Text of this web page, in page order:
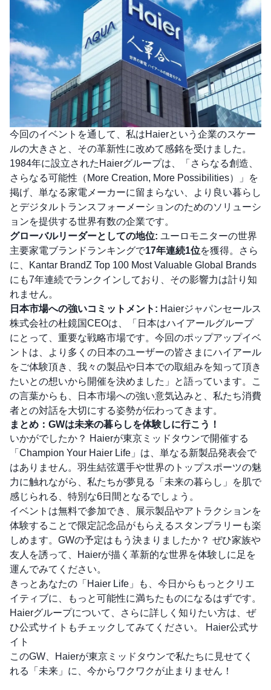
今回のイベントを通して、私はHaierという企業のスケー
ルの大きさと、その革新性に改めて感銘を受けました。
1984年に設立されたHaierグループは、「さらなる創造、
さらなる可能性（More Creation, More Possibilities）」を
掲げ、単なる家電メーカーに留まらない、より良い暮らし
とデジタルトランスフォーメーションのためのソリューシ
ョンを提供する世界有数の企業です。
グローバルリーダーとしての地位: ユーロモニターの世界
主要家電ブランドランキングで17年連続1位を獲得。さら
に、Kantar BrandZ Top 100 Most Valuable Global Brands
にも7年連続でランクインしており、その影響力は計り知
れません。
日本市場への強いコミットメント: Haierジャパンセールス
株式会社の杜鏡国CEOは、「日本はハイアールグループ
にとって、重要な戦略市場です。今回のポップアップイベ
ントは、より多くの日本のユーザーの皆さまにハイアール
をご体験頂き、我々の製品や日本での取組みを知って頂き
たいとの想いから開催を決めました」と語っています。こ
の言葉からも、日本市場への強い意気込みと、私たち消費
者との対話を大切にする姿勢が伝わってきます。
まとめ：GWは未来の暮らしを体験しに行こう！
いかがでしたか？ Haierが東京ミッドタウンで開催する
「Champion Your Haier Life」は、単なる新製品発表会で
はありません。羽生結弦選手や世界のトップスポーツの魅
力に触れながら、私たちが夢見る「未来の暮らし」を肌で
感じられる、特別な6日間となるでしょう。
イベントは無料で参加でき、展示製品やアトラクションを
体験することで限定記念品がもらえるスタンプラリーも楽
しめます。GWの予定はもう決まりましたか？ ぜひ家族や
友人を誘って、Haierが描く革新的な世界を体験しに足を
運んでみてください。
きっとあなたの「Haier Life」も、今日からもっとクリエ
イティブに、もっと可能性に満ちたものになるはずです。
Haierグループについて、さらに詳しく知りたい方は、ぜ
ひ公式サイトもチェックしてみてください。
Haier公式サ
イト
このGW、Haierが東京ミッドタウンで私たちに見せてく
れる「未来」に、今からワクワクが止まりません！